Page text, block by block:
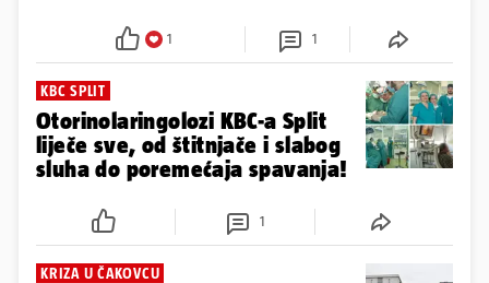
1 1
KBC SPLIT
Otorinolaringolozi KBC-a Split
liječe sve, od štitnjače i slabog
sluha do poremećaja spavanja!
1
KRIZA U ČAKOVCU